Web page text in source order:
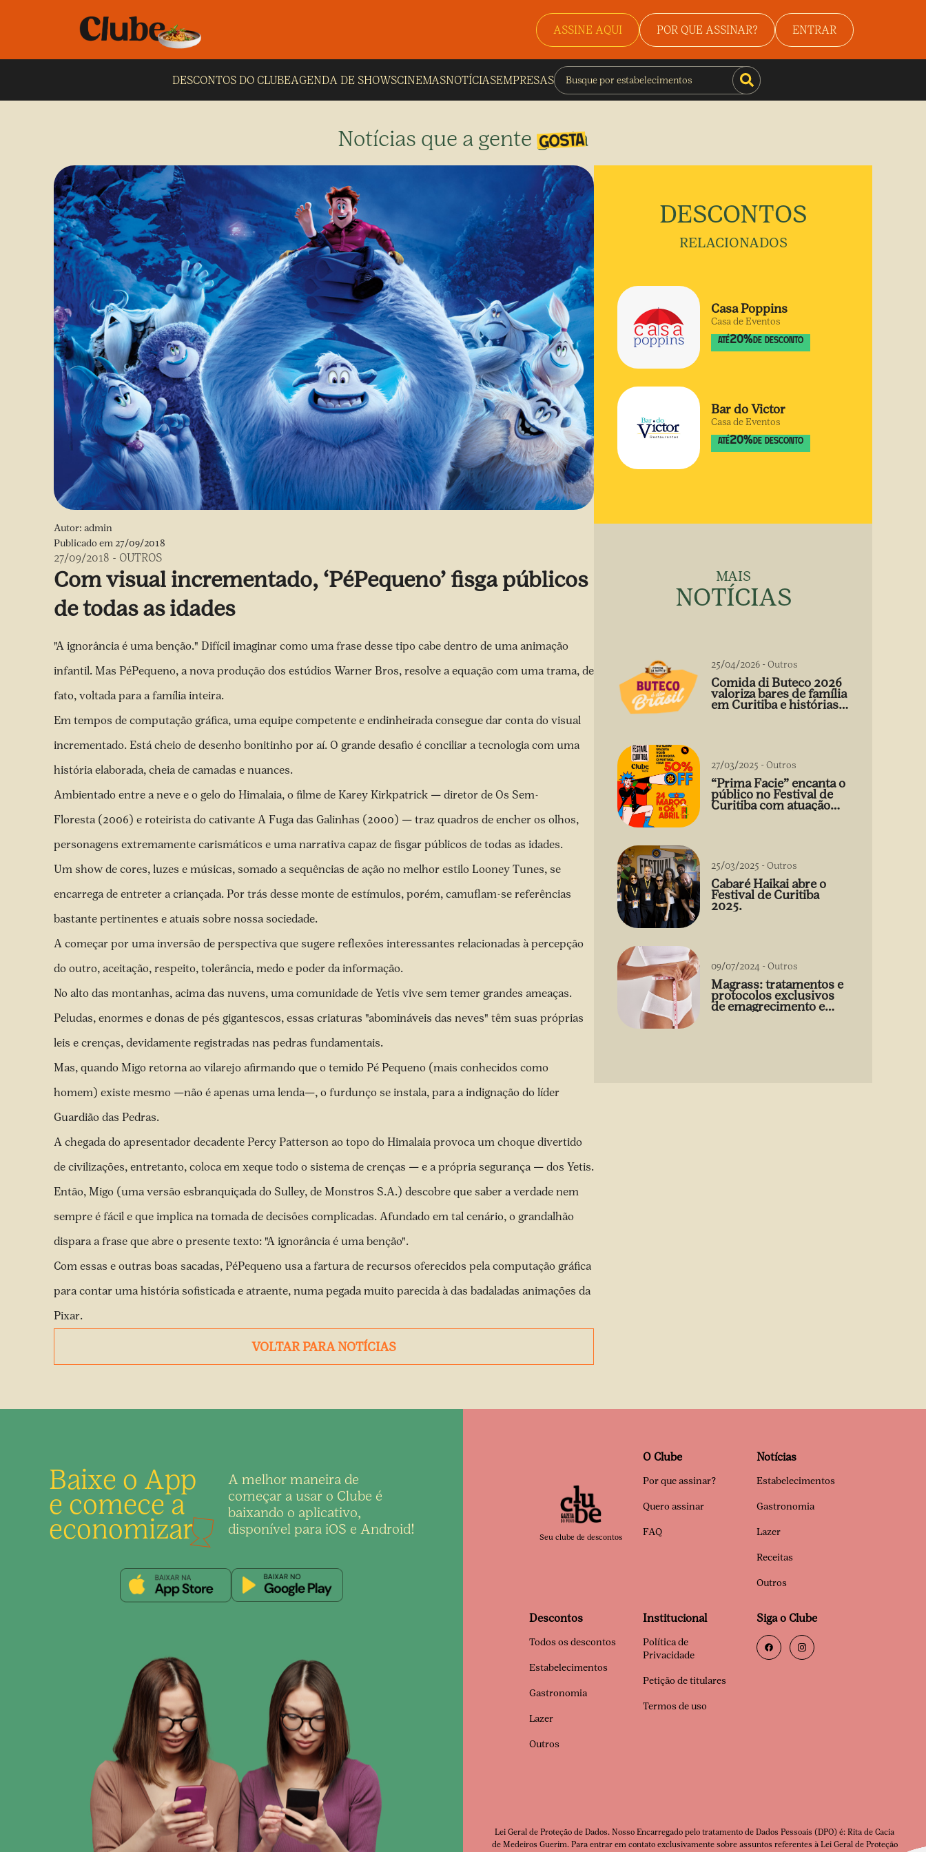
ASSINE AQUI POR QUE ASSINAR? ENTRAR
DESCONTOS DO CLUBEAGENDA DE SHOWSCINEMASNOTÍCIASEMPRESAS
Notícias que a gente gosta
Autor: admin
Publicado em27/09/2018
27/09/2018 - OUTROS
Com visual incrementado, ‘PéPequeno’ fisga públicos
de todas as idades
"A ignorância é uma benção." Difícil imaginar como uma frase desse tipo cabe dentro de uma animação
infantil. Mas PéPequeno, a nova produção dos estúdios Warner Bros, resolve a equação com uma trama, de
fato, voltada para a família inteira.
Em tempos de computação gráfica, uma equipe competente e endinheirada consegue dar conta do visual
incrementado. Está cheio de desenho bonitinho por aí. O grande desafio é conciliar a tecnologia com uma
história elaborada, cheia de camadas e nuances.
Ambientado entre a neve e o gelo do Himalaia, o filme de Karey Kirkpatrick — diretor de Os Sem-
Floresta (2006) e roteirista do cativante A Fuga das Galinhas (2000) — traz quadros de encher os olhos,
personagens extremamente carismáticos e uma narrativa capaz de fisgar públicos de todas as idades.
Um show de cores, luzes e músicas, somado a sequências de ação no melhor estilo Looney Tunes, se
encarrega de entreter a criançada. Por trás desse monte de estímulos, porém, camuflam-se referências
bastante pertinentes e atuais sobre nossa sociedade.
A começar por uma inversão de perspectiva que sugere reflexões interessantes relacionadas à percepção
do outro, aceitação, respeito, tolerância, medo e poder da informação.
No alto das montanhas, acima das nuvens, uma comunidade de Yetis vive sem temer grandes ameaças.
Peludas, enormes e donas de pés gigantescos, essas criaturas "abomináveis das neves" têm suas próprias
leis e crenças, devidamente registradas nas pedras fundamentais.
Mas, quando Migo retorna ao vilarejo afirmando que o temido Pé Pequeno (mais conhecidos como
homem) existe mesmo —não é apenas uma lenda—, o furdunço se instala, para a indignação do líder
Guardião das Pedras.
A chegada do apresentador decadente Percy Patterson ao topo do Himalaia provoca um choque divertido
de civilizações, entretanto, coloca em xeque todo o sistema de crenças — e a própria segurança — dos Yetis.
Então, Migo (uma versão esbranquiçada do Sulley, de Monstros S.A.) descobre que saber a verdade nem
sempre é fácil e que implica na tomada de decisões complicadas. Afundado em tal cenário, o grandalhão
dispara a frase que abre o presente texto: "A ignorância é uma benção".
Com essas e outras boas sacadas, PéPequeno usa a fartura de recursos oferecidos pela computação gráfica
para contar uma história sofisticada e atraente, numa pegada muito parecida à das badaladas animações da
Pixar.
VOLTAR PARA NOTÍCIAS
DESCONTOS
RELACIONADOS
Casa Poppins
Casa de Eventos
ATÉ20%DE DESCONTO
Bar do Victor
Casa de Eventos
ATÉ20%DE DESCONTO
MAIS
NOTÍCIAS
25/04/2026 -Outros
Comida di Buteco 2026
valoriza bares de família
em Curitiba e histórias
27/03/2025 -Outros
“Prima Facie” encanta o
público no Festival de
Curitiba com atuação
arrebatadora de Débora
25/03/2025 -Outros
Cabaré Haikai abre o
Festival de Curitiba
2025.
09/07/2024 -Outros
Magrass: tratamentos e
protocolos exclusivos
de emagrecimento e
estética sem uso de
Baixe o App
e comece a
economizar
A melhor maneira de
começar a usar o Clube é
baixando o aplicativo,
disponível para iOS e Android!
Seu clube de descontos
O Clube
Por que assinar?
Quero assinar
FAQ
Notícias
Estabelecimentos
Gastronomia
Lazer
Receitas
Outros
Descontos
Todos os descontos
Estabelecimentos
Gastronomia
Lazer
Outros
Institucional
Política de
Privacidade
Petição de titulares
Termos de uso
Siga o Clube
Lei Geral de Proteção de Dados. Nosso Encarregado pelo tratamento de Dados Pessoais (DPO) é: Rita de Cacia
de Medeiros Guerim. Para entrar em contato exclusivamente sobre assuntos referentes à Lei Geral de Proteção